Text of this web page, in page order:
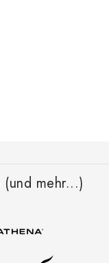
(und mehr...)